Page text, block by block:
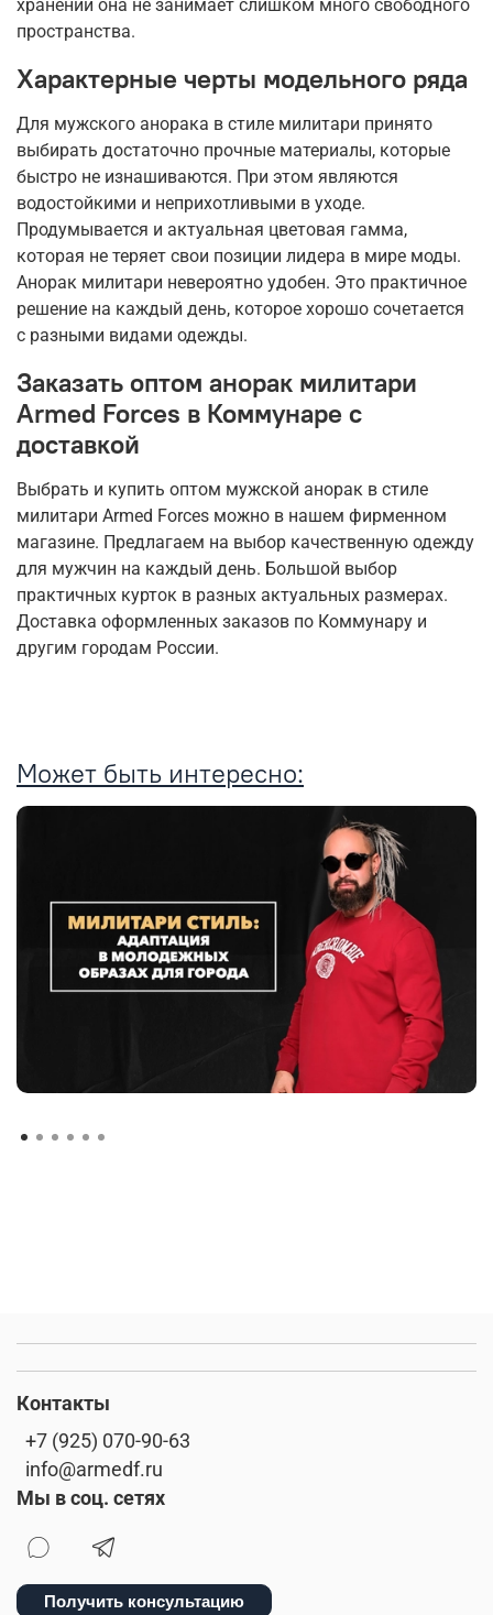
хранении она не занимает слишком много свободного
пространства.
Характерные черты модельного ряда
Для мужского анорака в стиле милитари принято
выбирать достаточно прочные материалы, которые
быстро не изнашиваются. При этом являются
водостойкими и неприхотливыми в уходе.
Продумывается и актуальная цветовая гамма,
которая не теряет свои позиции лидера в мире моды.
Анорак милитари невероятно удобен. Это практичное
решение на каждый день, которое хорошо сочетается
с разными видами одежды.
Заказать оптом анорак милитари
Armed Forces в Коммунаре с
доставкой
Выбрать и купить оптом мужской анорак в стиле
милитари Armed Forces можно в нашем фирменном
магазине. Предлагаем на выбор качественную одежду
для мужчин на каждый день. Большой выбор
практичных курток в разных актуальных размерах.
Доставка оформленных заказов по Коммунару и
другим городам России.
Может быть интересно:
Контакты
+7 (925) 070-90-63
info@armedf.ru
Мы в соц. сетях
Получить консультацию